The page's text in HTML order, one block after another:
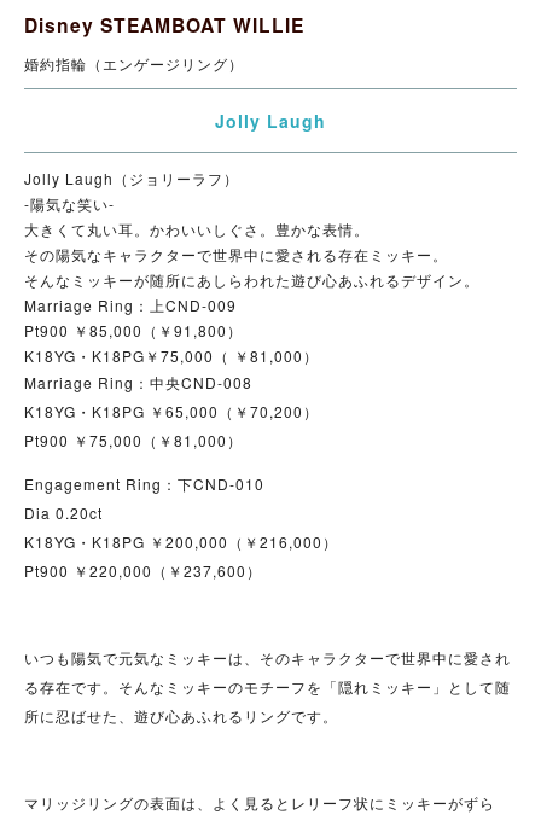
Disney STEAMBOAT WILLIE
婚約指輪（エンゲージリング）
Jolly Laugh
Jolly Laugh（ジョリーラフ）
-陽気な笑い-
大きくて丸い耳。かわいいしぐさ。豊かな表情。
その陽気なキャラクターで世界中に愛される存在ミッキー。
そんなミッキーが随所にあしらわれた遊び心あふれるデザイン。
Marriage Ring：上CND-009
Pt900 ￥85,000（￥91,800）
K18YG・K18PG￥75,000（ ￥81,000）
Marriage Ring：中央CND-008
K18YG・K18PG ￥65,000（￥70,200）
Pt900 ￥75,000（￥81,000）
Engagement Ring：下CND-010
Dia 0.20ct
K18YG・K18PG ￥200,000（￥216,000）
Pt900 ￥220,000（￥237,600）
いつも陽気で元気なミッキーは、そのキャラクターで世界中に愛され
る存在です。そんなミッキーのモチーフを「隠れミッキー」として随
所に忍ばせた、遊び心あふれるリングです。
マリッジリングの表面は、よく見るとレリーフ状にミッキーがずら